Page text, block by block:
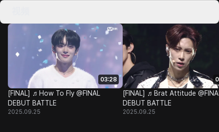
03:28
[FINAL] ♬How To Fly @FINAL
DEBUT BATTLE
2025.09.25
[FINAL] ♬Brat Attitude
DEBUT BATTLE
2025.09.25